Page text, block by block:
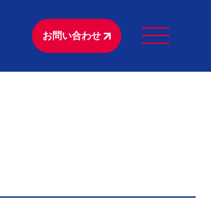
お問い合わせ